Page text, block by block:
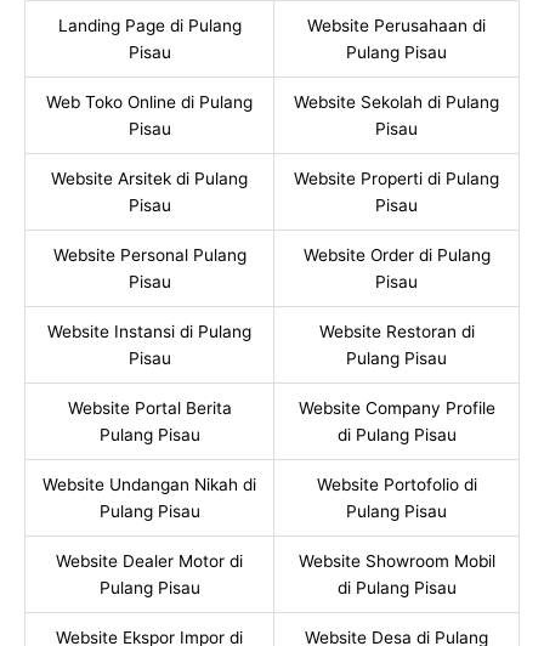
Landing Page di Pulang
Pisau
Website Perusahaan di
Pulang Pisau
Web Toko Online di Pulang
Pisau
Website Sekolah di Pulang
Pisau
Website Arsitek di Pulang
Pisau
Website Properti di Pulang
Pisau
Website Personal Pulang
Pisau
Website Order di Pulang
Pisau
Website Instansi di Pulang
Pisau
Website Restoran di
Pulang Pisau
Website Portal Berita
Pulang Pisau
Website Company Profile
di Pulang Pisau
Website Undangan Nikah di
Pulang Pisau
Website Portofolio di
Pulang Pisau
Website Dealer Motor di
Pulang Pisau
Website Showroom Mobil
di Pulang Pisau
Website Ekspor Impor di Website Desa di Pulang